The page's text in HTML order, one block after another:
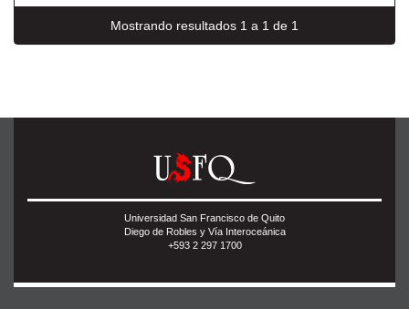
Mostrando resultados 1 a 1 de 1
Universidad San Francisco de Quito
Diego de Robles y Vía Interoceánica
+593 2 297 1700